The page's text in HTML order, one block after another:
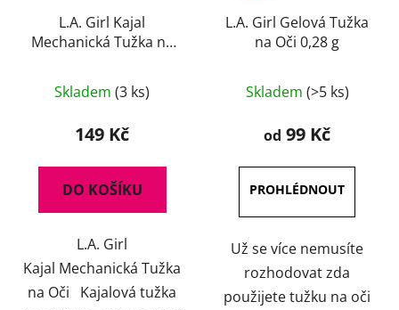
L.A. Girl Kajal
Mechanická Tužka na
hodnocení
produktu
5,0
z
hvězdiček.
Skladem (3 ks)
149 Kč
DO KOŠÍKU
L.A. Girl
Kajal Mechanická Tužka
na Oči Kajalová tužka
L.A. Girl Gelová Tužka
na Oči 0,28 g
hodnocení
produktu
4,0
z
5
hvězdiček.
Skladem (>5 ks)
od 99 Kč
Už se více nemusíte
rozhodovat zda
použijete tužku na oči